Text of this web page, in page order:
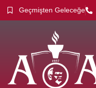
Geçmişten Geleceğe